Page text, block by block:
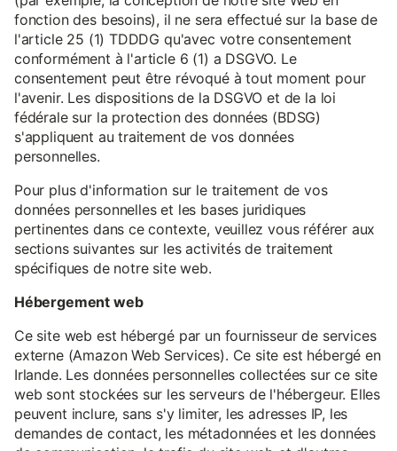
fonction des besoins), il ne sera effectué sur la base de
l'article 25 (1) TDDDG qu'avec votre consentement
conformément à l'article 6 (1) a DSGVO. Le
consentement peut être révoqué à tout moment pour
l'avenir. Les dispositions de la DSGVO et de la loi
fédérale sur la protection des données (BDSG)
s'appliquent au traitement de vos données
personnelles.
Pour plus d'information sur le traitement de vos
données personnelles et les bases juridiques
pertinentes dans ce contexte, veuillez vous référer aux
sections suivantes sur les activités de traitement
spécifiques de notre site web.
Hébergement web
Ce site web est hébergé par un fournisseur de services
externe (Amazon Web Services). Ce site est hébergé en
Irlande. Les données personnelles collectées sur ce site
web sont stockées sur les serveurs de l'hébergeur. Elles
peuvent inclure, sans s'y limiter, les adresses IP, les
demandes de contact, les métadonnées et les données